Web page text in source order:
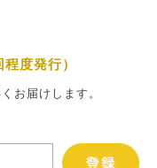
度発行）
お届けします。